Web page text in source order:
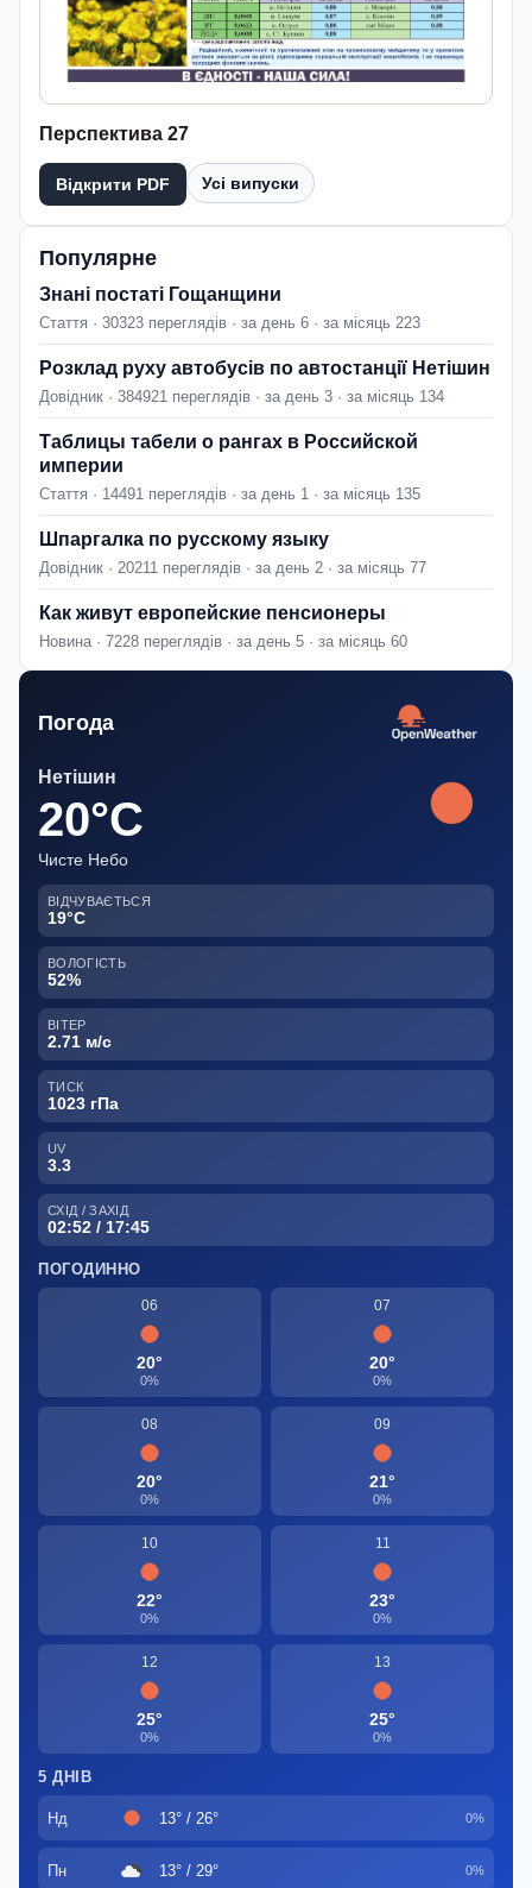
Перспектива 27
Відкрити PDF Усі випуски
Популярне
Знані постаті Гощанщини
Стаття · 30323 переглядів · за день 6 · за місяць 223
Розклад руху автобусів по автостанції Нетішин
Довідник · 384921 переглядів · за день 3 · за місяць 134
Таблицы табели о рангах в Российской
империи
Стаття · 14491 переглядів · за день 1 · за місяць 135
Шпаргалка по русскому языку
Довідник · 20211 переглядів · за день 2 · за місяць 77
Как живут европейские пенсионеры
Новина · 7228 переглядів · за день 5 · за місяць 60
Погода
Нетішин
20°C
Чисте Небо
ВІДЧУВАЄТЬСЯ
19°C
ВОЛОГІСТЬ
52%
ВІТЕР
2.71 м/с
ТИСК
1023 гПа
UV
3.3
СХІД / ЗАХІД
02:52 / 17:45
ПОГОДИННО
06
20°
0%
07
20°
0%
08
20°
0%
09
21°
0%
10
22°
0%
11
23°
0%
12
25°
0%
13
25°
0%
5 ДНІВ
Нд 13° / 26° 0%
Пн 13° / 29° 0%